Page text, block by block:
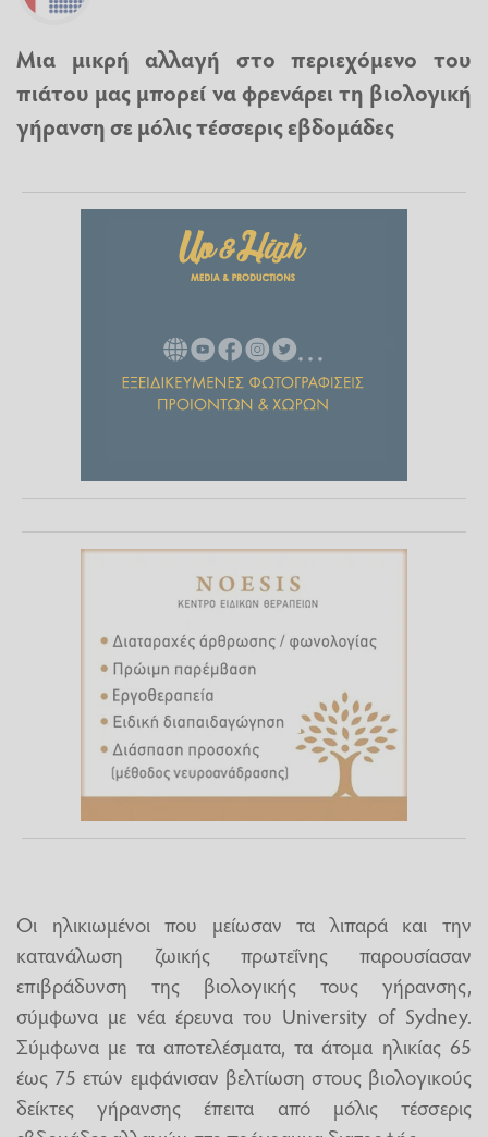
Μια μικρή αλλαγή στο περιεχόμενο του
πιάτου μας μπορεί να φρενάρει τη βιολογική
γήρανση σε μόλις τέσσερις εβδομάδες
Οι ηλικιωμένοι που μείωσαν τα λιπαρά και την
κατανάλωση ζωικής πρωτεΐνης παρουσίασαν
επιβράδυνση της βιολογικής τους γήρανσης,
σύμφωνα με νέα έρευνα του University of Sydney.
Σύμφωνα με τα αποτελέσματα, τα άτομα ηλικίας 65
έως 75 ετών εμφάνισαν βελτίωση στους βιολογικούς
δείκτες γήρανσης έπειτα από μόλις τέσσερις